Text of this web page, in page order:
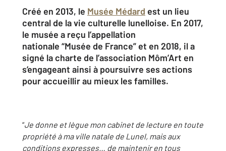
Créé en 2013, le Musée Médard est un lieu
central de la vie culturelle lunelloise. En 2017,
le musée a reçu l’appellation
nationale “Musée de France” et en 2018, il a
signé la charte de l’association Môm’Art en
s’engageant ainsi à poursuivre ses actions
pour accueillir au mieux les familles.
“Je donne et lègue mon cabinet de lecture en toute
propriété à ma ville natale de Lunel, mais aux
conditions expresses… de maintenir en tous